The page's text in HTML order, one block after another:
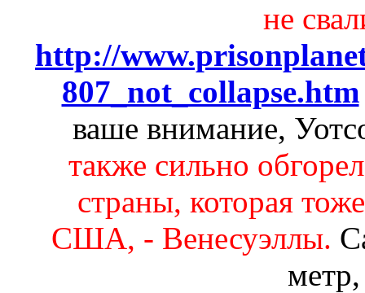
не
http://
807_not_collapse.htm
ваше внимание,
также сильно
страны, которая
США, - Венесуэллы.